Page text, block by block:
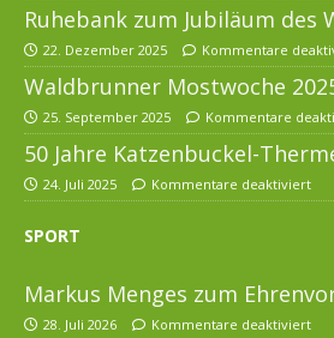
Ruhebank zum Jubiläum des
22. Dezember 2025 Kommentare
Waldbrunner Mostwoche
25. September 2025 Kommentare
50 Jahre Katzenbuckel-
24. Juli 2025 Kommentare deaktiviert
SPORT
Markus Menges zum
28. Juli 2026 Kommentare deaktiviert